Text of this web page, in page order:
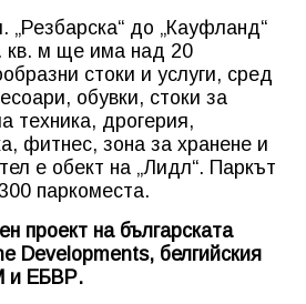
„Резбарска“ до „Кауфланд“
кв. м ще има над 20
стоки и услуги, сред
обувки, стоки за
техника, дрогерия,
фитнес, зона за хранене и
е обект на „Лидл“. Паркът
паркоместа.
проект на българската
Developments, белгийския
и ЕБВР.